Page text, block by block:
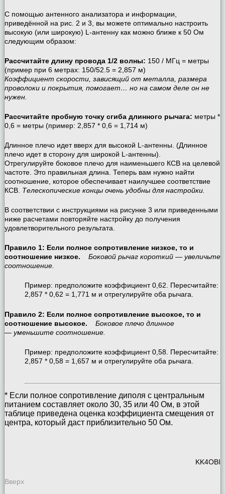
С помощью антенного анализатора и информации,
приведённой на рис. 2 и 3, вы можете оптимально настроить
высокую (или широкую) L-антенну как можно ближе к 50 Ом
следующим образом:
Рассчитайте длину провода 1/2 волны: 150 / МГц = метры
(пример при 6 метрах: 150/52.5 = 2,857 м)
Коэффициент скорости, зависящий от металла, размера
проволоки и покрытия, помогает… но на самом деле он не
нужен.
Рассчитайте пробную точку сгиба длинного рычага: метры *
0,6 = метры (пример: 2,857 * 0,6 = 1,714 м)
Длинное плечо идет вверх для высокой L-антенны. (Длинное
плечо идет в сторону для широкой L-антенны).
Отрегулируйте боковое плечо для наименьшего КСВ на целевой
частоте. Это правильная длина. Теперь вам нужно найти
соотношение, которое обеспечивает наилучшее соответствие
КСВ. Телескопические концы очень удобны для настройки.
В соответствии с инструкциями на рисунке 3 или приведенными
ниже расчетами повторяйте настройку до получения
удовлетворительного результата.
Правило 1: Если полное сопротивление низкое, то и
соотношение низкое.
Боковой рычаг короткий — увеличьте
соотношение.
Пример: предположите коэффициент 0,62. Пересчитайте:
2,857 * 0,62 = 1,771 м и отрегулируйте оба рычага.
Правило 2: Если полное сопротивление высокое, то и
соотношение высокое.
Боковое плечо длинное
— уменьшите соотношение.
Пример: предположите коэффициент 0,58. Пересчитайте:
2,857 * 0,58 = 1,657 м и отрегулируйте оба рычага.
* Если полное сопротивление диполя с центральным
питанием составляет около 30, 35 или 40 Ом, в этой
таблице приведена оценка коэффициента смещения от
центра, который даст приблизительно 50 Ом.
KK4OBI
Вверх